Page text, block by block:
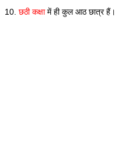
छठी कक्षामें ही कुल आठ छात्र हैं।